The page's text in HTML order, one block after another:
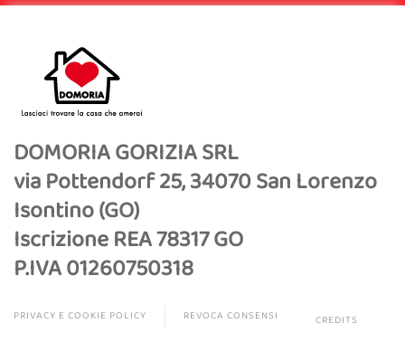
DOMORIA GORIZIA SRL
via Pottendorf 25, 34070 San Lorenzo
Isontino (GO)
Iscrizione REA 78317 GO
P.IVA 01260750318
PRIVACY E COOKIE POLICY REVOCA CONSENSI CREDITS